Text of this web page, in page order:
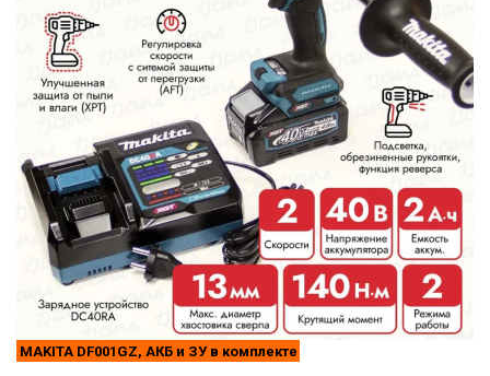
MAKITA DF001GZ, АКБ и ЗУ в комплекте